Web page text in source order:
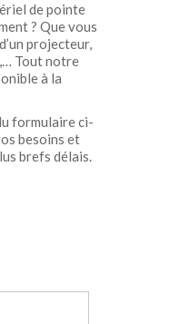
de pointe
? Que vous
projecteur,
Tout notre
à la
formulaire ci-
besoins et
brefs délais.